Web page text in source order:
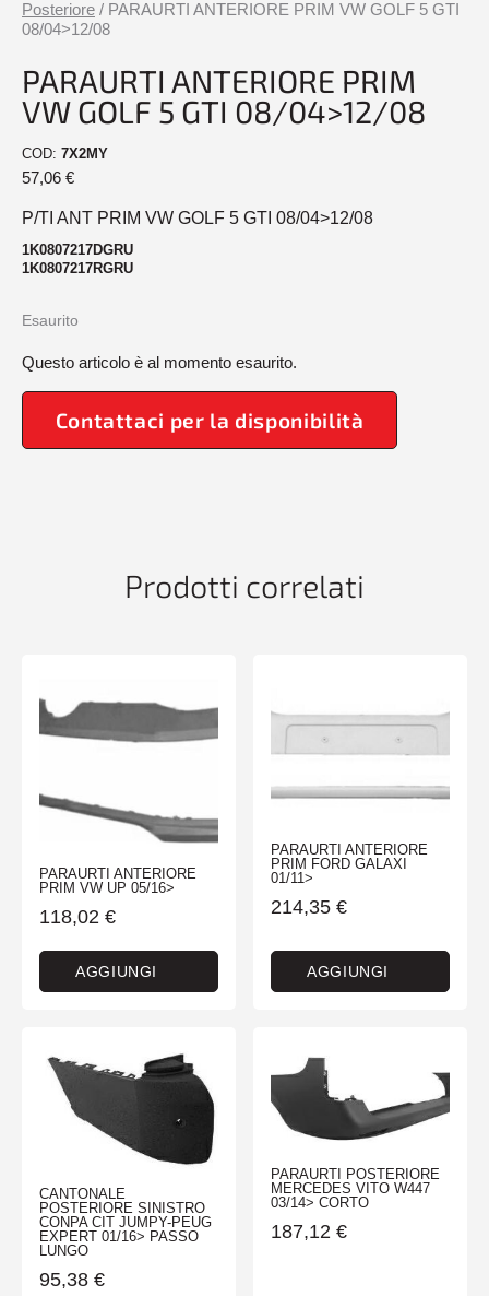
Posteriore / PARAURTI ANTERIORE PRIM VW GOLF 5 GTI
08/04>12/08
PARAURTI ANTERIORE PRIM
VW GOLF 5 GTI 08/04>12/08
COD: 7X2MY
57,06 €
P/TI ANT PRIM VW GOLF 5 GTI 08/04>12/08
1K0807217DGRU
1K0807217RGRU
Esaurito
Questo articolo è al momento esaurito.
Contattaci per la disponibilità
Prodotti correlati
PARAURTI ANTERIORE
PRIM VW UP 05/16>
118,02 €
AGGIUNGI
PARAURTI ANTERIORE
PRIM FORD GALAXI
01/11>
214,35 €
AGGIUNGI
CANTONALE
POSTERIORE SINISTRO
CONPA CIT JUMPY-PEUG
EXPERT 01/16> PASSO
LUNGO
95,38 €
PARAURTI POSTERIORE
MERCEDES VITO W447
03/14> CORTO
187,12 €